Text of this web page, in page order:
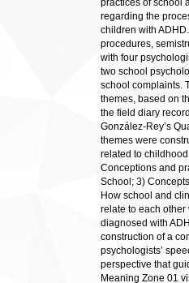
practices of school
regarding the
children with
procedures,
with four
two school
school complaints.
themes, based on
the field diary
González-Rey’s
themes were
related to
Conceptions and
School; 3)
How school and
relate to each
diagnosed with
construction of a
psychologists’
perspective that
Meaning Zone 01